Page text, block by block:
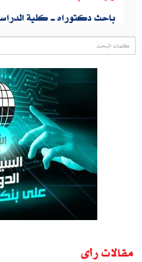
باحث دكتوراه ـــ كلية
مقالات رأى